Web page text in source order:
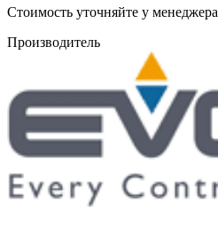
Cтоимость уточняйте у менеджера
Производитель